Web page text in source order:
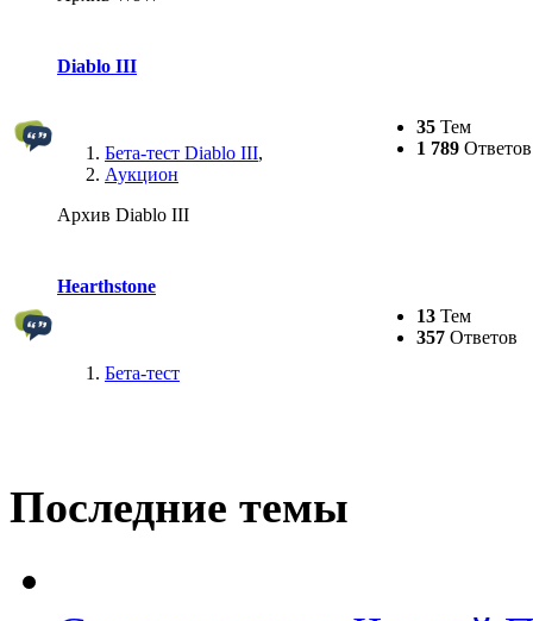
Diablo III
Бета-тест Diablo III,
Аукцион
Архив Diablo III
35 Тем
1 789 Ответов
Hearthstone
Бета-тест
13 Тем
357 Ответов
Последние темы